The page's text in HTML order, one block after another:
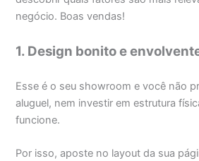
negócio. Boas vendas!
1. Design bonito e
Esse é o seu showroom e você não
aluguel, nem investir em estrutura
funcione.
Por isso, aposte no layout da sua